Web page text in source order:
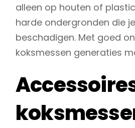
alleen op houten of
harde ondergronden die
beschadigen. Met goed
koksmessen generaties